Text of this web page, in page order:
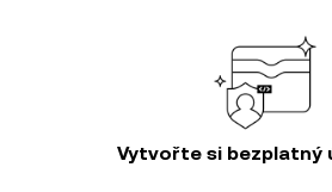
Vytvořte si bezplatný